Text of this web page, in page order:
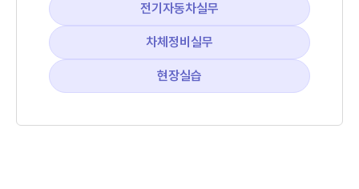
전기자동차실무
차체정비실무
현장실습